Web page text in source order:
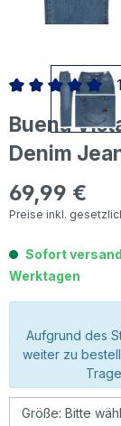
Buena
Denim
Regulärer Preis:
69,99 €
Preise inkl.
Sofort
Werktagen
Aufgrund des
weiter zu